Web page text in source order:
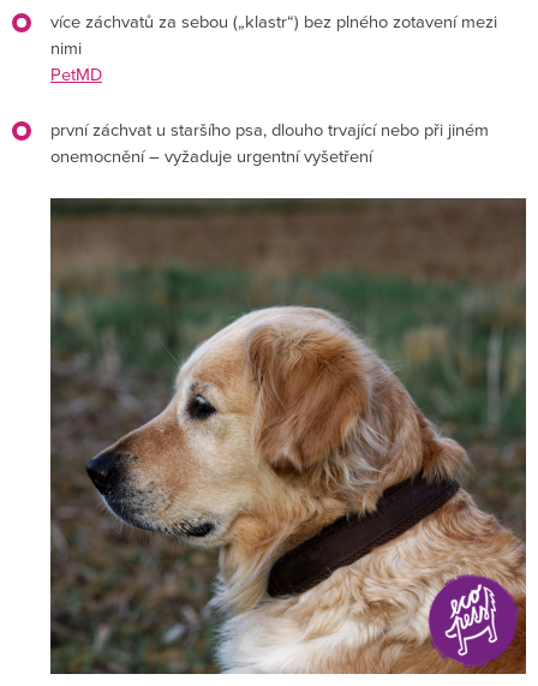
více záchvatů za sebou („klastr“) bez plného zotavení mezi
nimi
PetMD
první záchvat u staršího psa, dlouho trvající nebo při jiném
onemocnění – vyžaduje urgentní vyšetření